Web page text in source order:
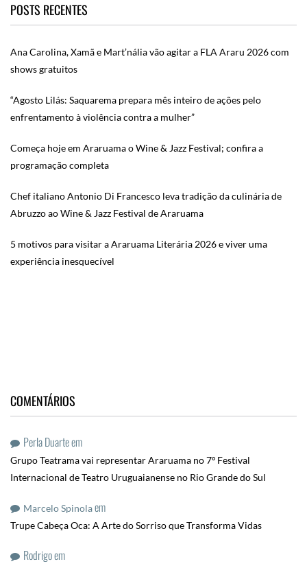
POSTS RECENTES
Ana Carolina, Xamã e Mart’nália vão agitar a FLA Araru 2026 com
shows gratuitos
“Agosto Lilás: Saquarema prepara mês inteiro de ações pelo
enfrentamento à violência contra a mulher”
Começa hoje em Araruama o Wine & Jazz Festival; confira a
programação completa
Chef italiano Antonio Di Francesco leva tradição da culinária de
Abruzzo ao Wine & Jazz Festival de Araruama
5 motivos para visitar a Araruama Literária 2026 e viver uma
experiência inesquecível
COMENTÁRIOS
Perla Duarteem
Grupo Teatrama vai representar Araruama no 7º Festival
Internacional de Teatro Uruguaianense no Rio Grande do Sul
Marcelo Spinolaem
Trupe Cabeça Oca: A Arte do Sorriso que Transforma Vidas
Rodrigoem